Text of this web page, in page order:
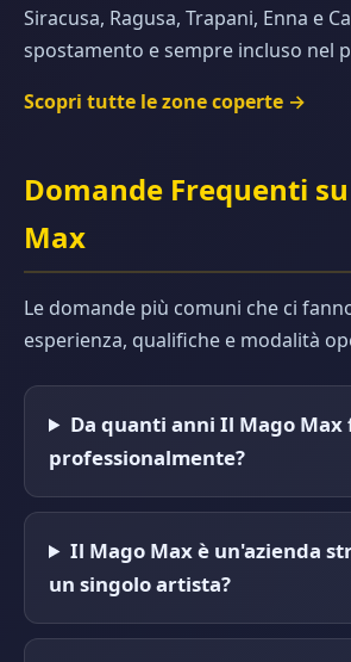
Siracusa, Ragusa, Trapani, Enna e
spostamento e sempre incluso nel
Scopri tutte le zone coperte →
Domande Frequenti
Max
Le domande più comuni che ci
esperienza, qualifiche e modalità
Da quanti anni Il Mago Max
professionalmente?
Il Mago Max è un'azienda
un singolo artista?